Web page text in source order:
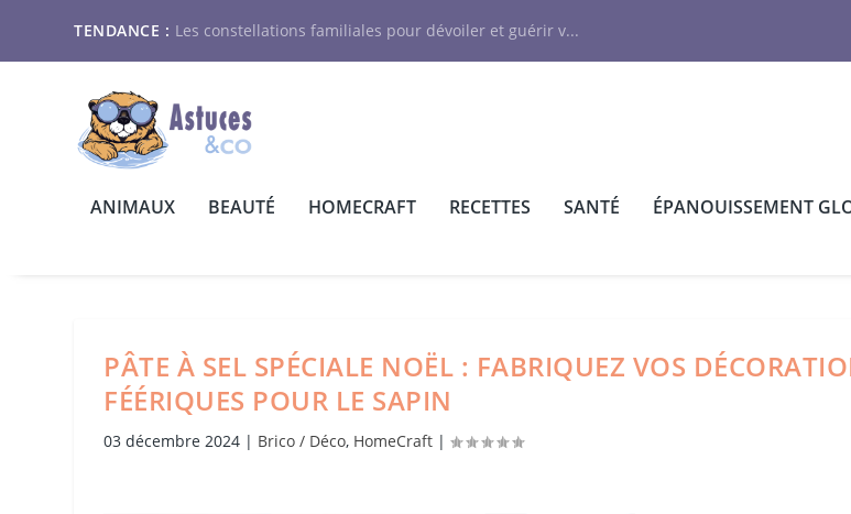
TENDANCE : Les constellations familiales pour dévoiler et guérir v...
ANIMAUX BEAUTÉ HOMECRAFT RECETTES SANTÉ ÉPANOUISSEMENT
PÂTE À SEL SPÉCIALE NOËL : FABRIQUEZ VOS
FÉÉRIQUES POUR LE SAPIN
03 décembre 2024 | Brico / Déco, HomeCraft |